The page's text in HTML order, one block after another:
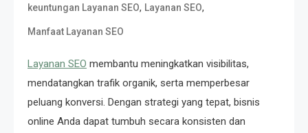
keuntungan Layanan SEO, Layanan SEO,
Manfaat Layanan SEO
Layanan SEO membantu meningkatkan visibilitas,
mendatangkan trafik organik, serta memperbesar
peluang konversi. Dengan strategi yang tepat, bisnis
online Anda dapat tumbuh secara konsisten dan